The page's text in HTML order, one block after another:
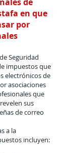
en que
por
Seguridad
impuestos que
electrónicos de
asociaciones
que
sus
de correo
a la
incluyen: